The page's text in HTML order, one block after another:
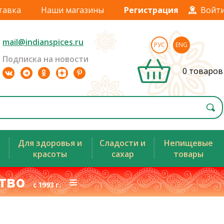
Наши магазины Регистрация
mail@indianspices.ru
Подписка на новости
РУС ENG
0 товаров
Для здоровья и
красоты
Сладости и
сахар
Непищевые
товары
с 1993 г.≡